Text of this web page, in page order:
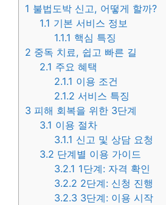
1 불법도박 신고, 어떻게 할까?
1.1 기본 서비스 정보
1.1.1 핵심 특징
2 중독 치료, 쉽고 빠른 길
2.1 주요 혜택
2.1.1 이용 조건
2.1.2 서비스 특징
3 피해 회복을 위한 3단계
3.1 이용 절차
3.1.1 신고 및 상담 요청
3.2 단계별 이용 가이드
3.2.1 1단계: 자격 확인
3.2.2 2단계: 신청 진행
3.2.3 3단계: 이용 시작